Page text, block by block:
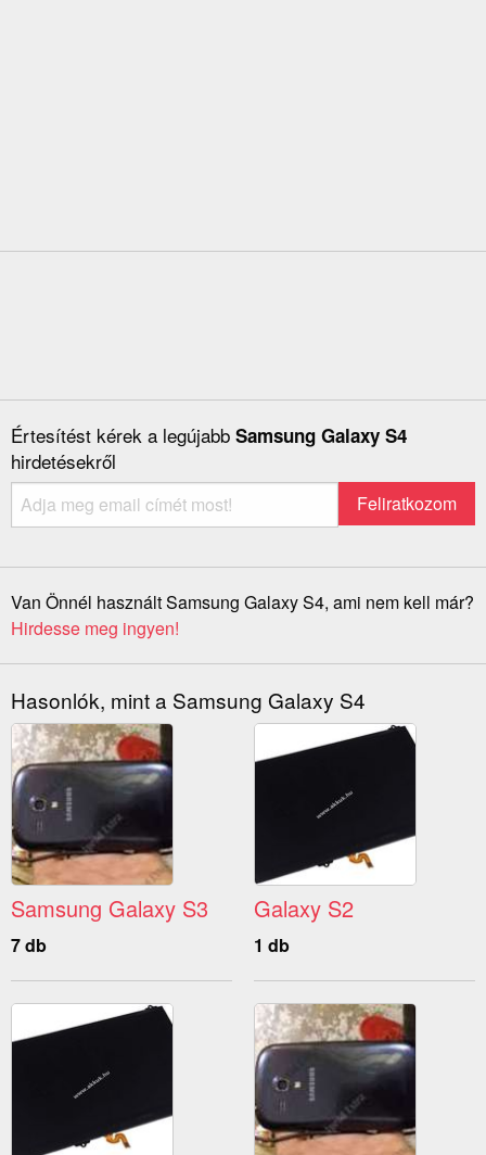
Értesítést kérek a legújabb Samsung Galaxy S4
hirdetésekről
Van Önnél használt Samsung Galaxy S4, ami nem kell már?
Hirdesse meg ingyen!
Hasonlók, mint a Samsung Galaxy S4
Samsung Galaxy S3
7 db
Galaxy S2
1 db